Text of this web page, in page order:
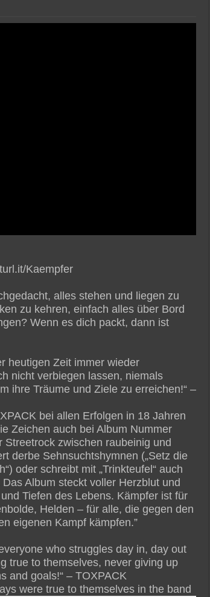
Kaempfer
alles stehen und liegen zu
zu kehren, einfach alles über Bord
Wenn es dich packt, dann ist
heutigen Zeit immer wieder
nicht verbiegen lassen, niemals
ihre Träume und Ziele zu erreichen!“ –
bei allen Erfolgen in 18 Jahren
Zeichen auch bei Album Nummer
zwischen raubeinig und
derbe Sehnsuchtshymnen („Setz die
oder schreibt mit „Trinkteufel“ auch
Album steckt voller Herzblut und
Tiefen des Lebens. Kämpfer ist für
Helden – für alle, die gegen den
eigenen Kampf kämpfen.”
who struggles day in, day out
true to themselves, never giving up
and goals!“ – TOXPACK
were true to themselves in the band